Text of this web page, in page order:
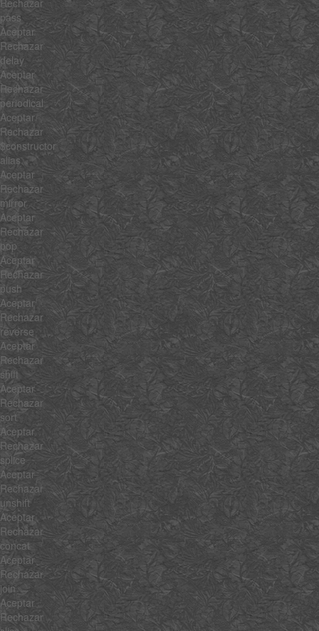
Rechazar
pass
Aceptar
Rechazar
delay
Aceptar
Rechazar
periodical
Aceptar
Rechazar
$constructor
alias
Aceptar
Rechazar
mirror
Aceptar
Rechazar
pop
Aceptar
Rechazar
push
Aceptar
Rechazar
reverse
Aceptar
Rechazar
shift
Aceptar
Rechazar
sort
Aceptar
Rechazar
splice
Aceptar
Rechazar
unshift
Aceptar
Rechazar
concat
Aceptar
Rechazar
join
Aceptar
Rechazar